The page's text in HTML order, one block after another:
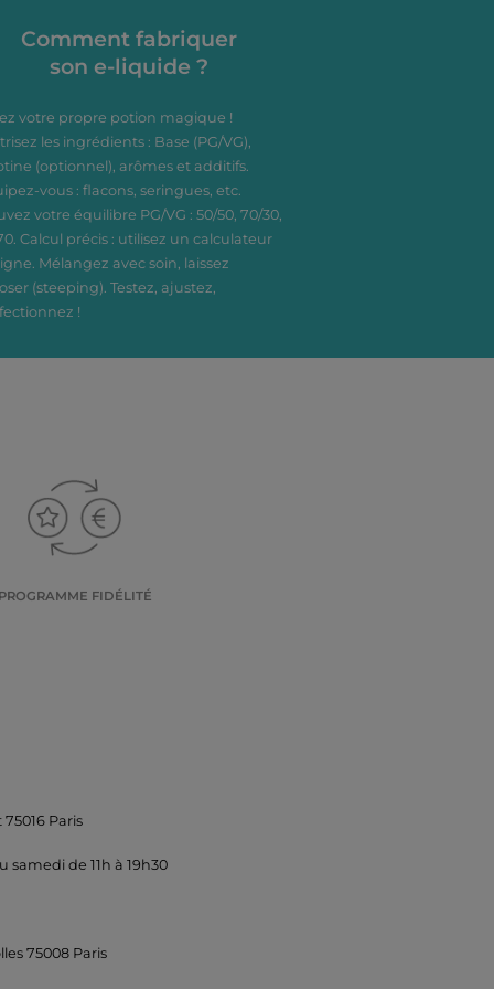
Comment fabriquer
son e-liquide ?
votre propre potion magique !
les ingrédients : Base (PG/VG),
(optionnel), arômes et additifs.
vous : flacons, seringues, etc.
votre équilibre PG/VG : 50/50, 70/30,
Calcul précis : utilisez un calculateur
Mélangez avec soin, laissez
(steeping). Testez, ajustez,
!
FIDÉLITÉ
Paris
de 11h à 19h30
75008 Paris